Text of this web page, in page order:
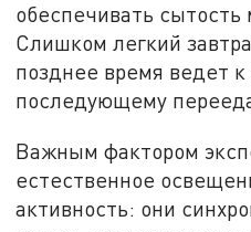
обеспечивать
Слишком легкий
позднее время ведет
последующему
Важным фактором
естественное
активность: они